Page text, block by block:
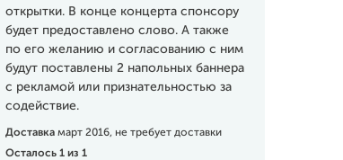
открытки. В конце концерта спонсору
будет предоставлено слово. А также
по его желанию и согласованию с ним
будут поставлены 2 напольных баннера
с рекламой или признательностью за
содействие.
Доставка март 2016, не требует доставки
Осталось 1 из 1